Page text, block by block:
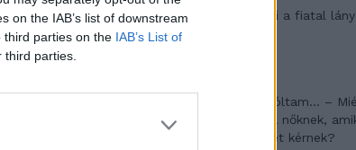
on the IAB’s list of downstream
third parties on the IAB’s List of
parties.
T. szereti a fiatal
Pedig szóltam… –
hiszünk a nőknek,
segítséget kérnek?